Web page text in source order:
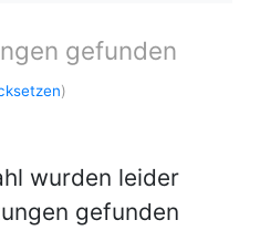
gefunden
)
wurden leider
gefunden